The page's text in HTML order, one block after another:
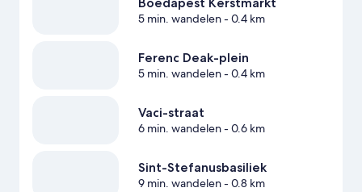
Boedapest Kerstmarkt
5 min. wandelen- 0.4 km
Ferenc Deak-plein
5 min. wandelen- 0.4 km
Vaci-straat
6 min. wandelen- 0.6 km
Sint-Stefanusbasiliek
9 min. wandelen- 0.8 km